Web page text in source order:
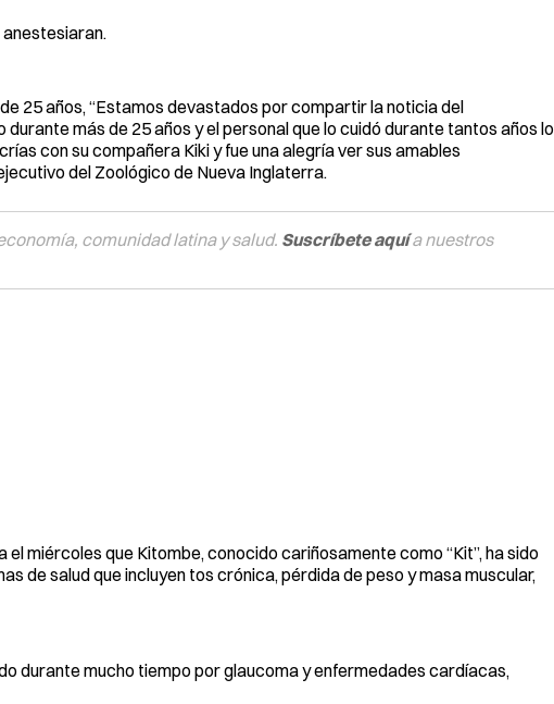
25 años, “Estamos devastados por compartir la noticia del
más de 25 años y el personal que lo cuidó durante tantos años lo
con su compañera Kiki y fue una alegría ver sus amables
del Zoológico de Nueva Inglaterra.
comunidad latina y salud. Suscríbete aquía nuestros
el miércoles que Kitombe, conocido cariñosamente como “Kit”, ha sido
de salud que incluyen tos crónica, pérdida de peso y masa muscular,
durante mucho tiempo por glaucoma y enfermedades cardíacas,